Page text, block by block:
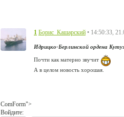
1 Борис_Кашарский • 14:50:33,
Идрицко-Берлинской ордена
Почти как матерно звучит
А в целом новость хорошая.
ComForm">
Войдите: